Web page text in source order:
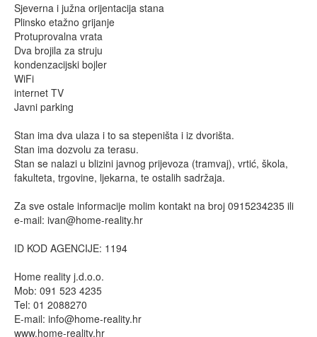
Sjeverna i južna orijentacija stana
Plinsko etažno grijanje
Protuprovalna vrata
Dva brojila za struju
kondenzacijski bojler
WiFi
internet TV
Javni parking
Stan ima dva ulaza i to sa stepeništa i iz dvorišta.
Stan ima dozvolu za terasu.
Stan se nalazi u blizini javnog prijevoza (tramvaj), vrtić, škola,
fakulteta, trgovine, ljekarna, te ostalih sadržaja.
Za sve ostale informacije molim kontakt na broj 0915234235 ili
e-mail: ivan@home-reality.hr
ID KOD AGENCIJE: 1194
Home reality j.d.o.o.
Mob: 091 523 4235
Tel: 01 2088270
E-mail: info@home-reality.hr
www.home-reality.hr